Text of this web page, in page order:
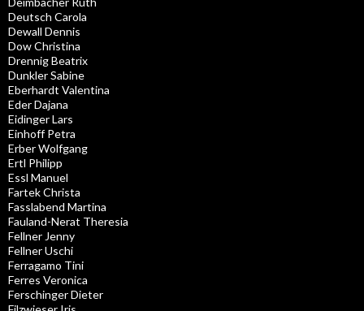
Deutsch Carola
Dewall Dennis
Dow Christina
Drennig Beatrix
Dunkler Sabine
Eberhardt Valentina
Eder Dajana
Eidinger Lars
Einhoff Petra
Erber Wolfgang
Ertl Philipp
Essl Manuel
Fartek Christa
Fasslabend Martina
Fauland-Nerat Theresia
Fellner Jenny
Fellner Uschi
Ferragamo Tini
Ferres Veronica
Ferschinger Dieter